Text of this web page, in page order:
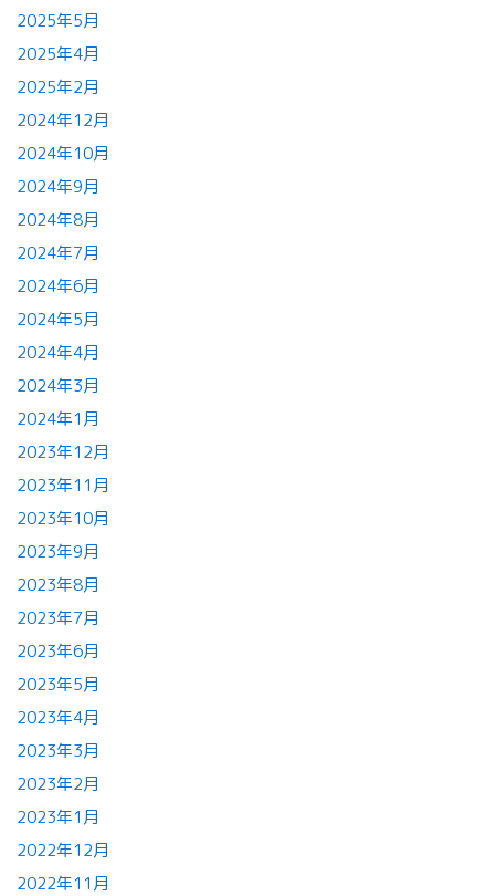
2025年5月
2025年4月
2025年2月
2024年12月
2024年10月
2024年9月
2024年8月
2024年7月
2024年6月
2024年5月
2024年4月
2024年3月
2024年1月
2023年12月
2023年11月
2023年10月
2023年9月
2023年8月
2023年7月
2023年6月
2023年5月
2023年4月
2023年3月
2023年2月
2023年1月
2022年12月
2022年11月